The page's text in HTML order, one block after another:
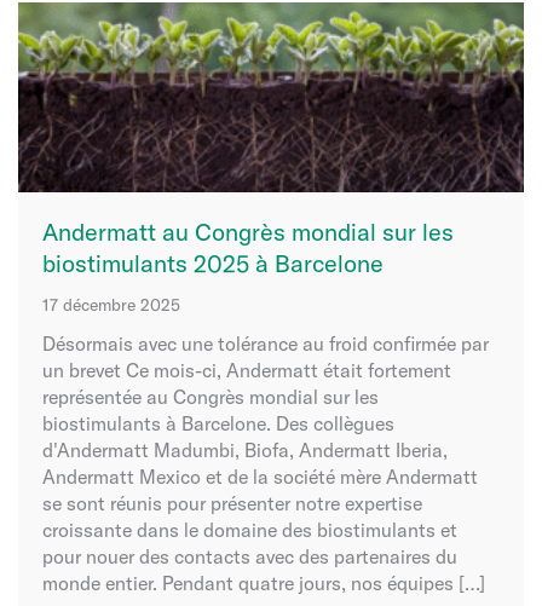
Andermatt au Congrès mondial sur les
biostimulants 2025 à Barcelone
17 décembre 2025
Désormais avec une tolérance au froid confirmée par
un brevet Ce mois-ci, Andermatt était fortement
représentée au Congrès mondial sur les
biostimulants à Barcelone. Des collègues
d'Andermatt Madumbi, Biofa, Andermatt Iberia,
Andermatt Mexico et de la société mère Andermatt
se sont réunis pour présenter notre expertise
croissante dans le domaine des biostimulants et
pour nouer des contacts avec des partenaires du
monde entier. Pendant quatre jours, nos équipes […]